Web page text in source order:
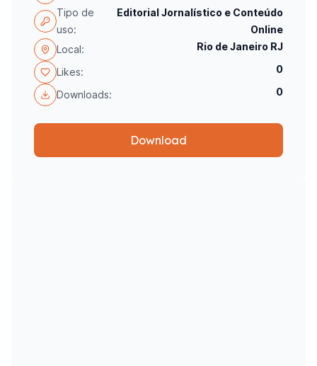
Tipo de
uso:
Editorial Jornalístico e Conteúdo
Online
Local:
Rio de Janeiro RJ
Likes: 0
Downloads: 0
Download